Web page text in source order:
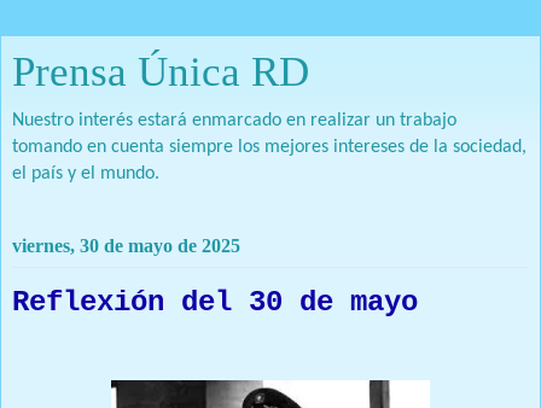
Prensa Única RD
Nuestro interés estará enmarcado en realizar un trabajo
tomando en cuenta siempre los mejores intereses de la sociedad,
el país y el mundo.
viernes, 30 de mayo de 2025
Reflexión del 30 de mayo